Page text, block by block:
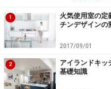
1
火気使用室の定
チンデザインの
2017/09/01
2
アイランドキッ
基礎知識